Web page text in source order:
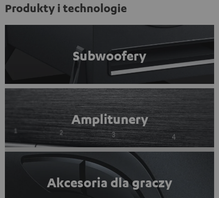
Produkty i technologie
Subwoofery
Amplitunery
Akcesoria dla graczy